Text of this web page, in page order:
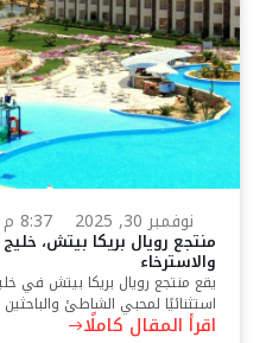
نوفمبر 30, 2025 8:37 م
منتجع رويال بريكا بيتش،
والاسترخاء
يقع منتجع رويال بريكا بيتش في
استثنائيًا لمحبي الشاطئ والباحثين
اقرأ المقال كاملًا